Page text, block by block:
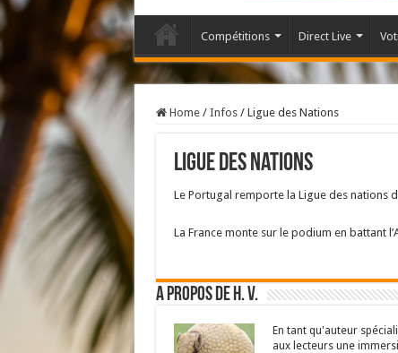
Compétitions Direct Live
Home / Infos / Ligue des Nations
Ligue des Nations
Le Portugal remporte la Ligue des nations
La France monte sur le podium en battant
A propos de H. V.
En tant qu'auteur
aux lecteurs une